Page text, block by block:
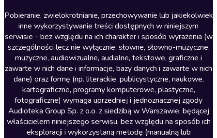
Literatura anglojęzyczna
Literatura faktu
Literatura obyczajowa
Literatura piękna obca
Literatura piękna polska
Nagrania relaksacyjne
Nauka języków
Nauki humanistyczne
Pobieranie, zwielokrotnianie, przechowywanie lub jakiekolwiek
inne wykorzystywanie treści dostępnych w niniejszym
serwisie - bez względu na ich charakter i sposób wyrażenia (w
szczególności lecz nie wyłącznie: słowne, słowno-muzyczne,
muzyczne, audiowizualne, audialne, tekstowe, graficzne i
zawarte w nich dane i informacje, bazy danych i zawarte w nich
dane) oraz formę (np. literackie, publicystyczne, naukowe,
kartograficzne, programy komputerowe, plastyczne,
fotograficzne) wymaga uprzedniej i jednoznacznej zgody
Audioteka Group Sp. z o.o. z siedzibą w Warszawie, będącej
właścicielem niniejszego serwisu, bez względu na sposób ich
eksploracji i wykorzystaną metodę (manualną lub